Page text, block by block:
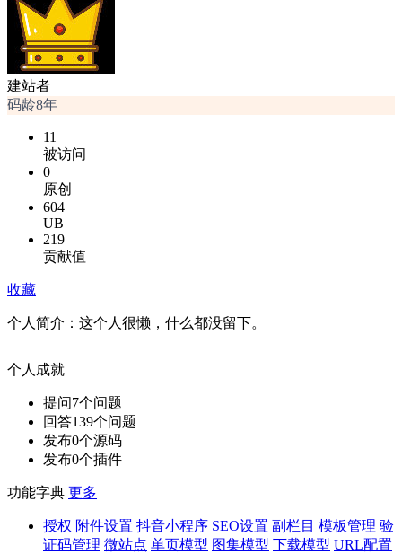
建站者
码龄8年
11
被访问
0
原创
604
UB
219
贡献值
收藏
个人简介： 这个人很懒，什么都没留下。
个人成就
提问7个问题
回答139个问题
发布0个源码
发布0个插件
功能字典 更多
授权 附件设置 抖音小程序 SEO设置 副栏目 模板管理 验
证码管理 微站点 单页模型 图集模型 下载模型 URL配置